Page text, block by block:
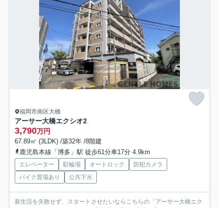
福岡市南区大橋
アーサー大橋エクシオ2
3,790万円
67.89㎡ (3LDK) /築32年 /8階建
鹿児島本線「博多」駅 徒歩61分車17分 4.9km
エレベーター 駐輪場 オートロック
防犯カメラ
バイク置場あり
公共下水
新生活を失敗せず、スタートさせたいならこちらの「アーサー大橋エク